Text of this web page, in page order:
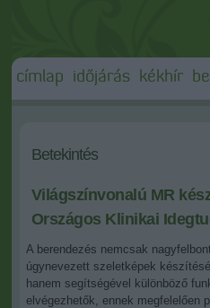
címlap időjárás kékhír
Betekintés
Világszínvonalú MR
Országos Klinikai
A berendezés nemcsak
úgynevezett szeletképek
hanem segítségével különböző
elvégezhetők, ennek megfelelően